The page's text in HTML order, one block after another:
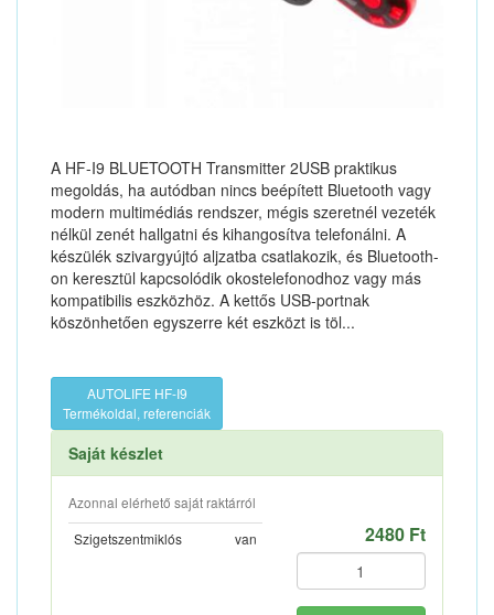
A HF-I9 BLUETOOTH Transmitter 2USB praktikus
megoldás, ha autódban nincs beépített Bluetooth vagy
modern multimédiás rendszer, mégis szeretnél vezeték
nélkül zenét hallgatni és kihangosítva telefonálni. A
készülék szivargyújtó aljzatba csatlakozik, és Bluetooth-
on keresztül kapcsolódik okostelefonodhoz vagy más
kompatibilis eszközhöz. A kettős USB-portnak
köszönhetően egyszerre két eszközt is töl...
AUTOLIFE HF-I9
Termékoldal, referenciák
Saját készlet
Azonnal elérhető saját raktárról
Szigetszentmiklós
van 2480 Ft